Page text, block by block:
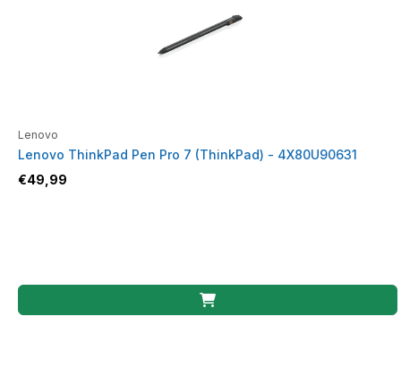
Lenovo
Lenovo ThinkPad Pen Pro 7 (ThinkPad) - 4X80U90631
€49,99